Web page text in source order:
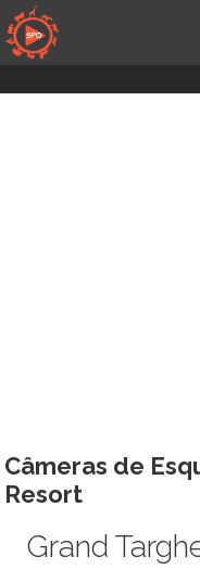
Aceder
diretamente
ao
conteúdo
Câmeras de
Resort
Grand